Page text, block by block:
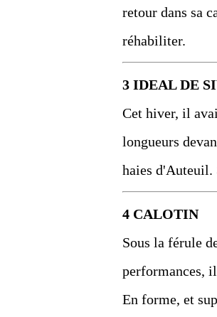
retour dans sa
réhabiliter.
3 IDEAL DE
Cet hiver, il
longueurs
haies d'Auteuil.
4 CALOTIN
Sous la férule
performances,
En forme, et